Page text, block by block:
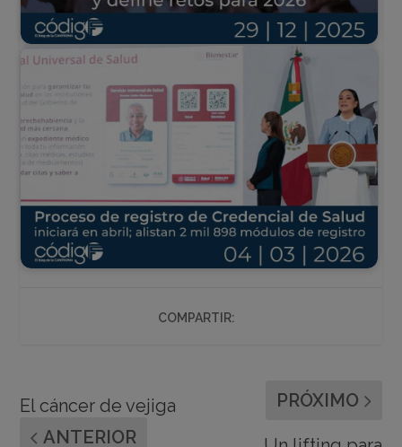
COMPARTIR:
El cáncer de vejiga
ANTERIOR
PRÓXIMO